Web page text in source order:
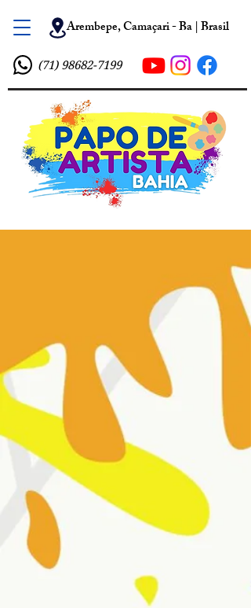
Arembepe, Camaçari - Ba | Brasil
(71) 98682-7199